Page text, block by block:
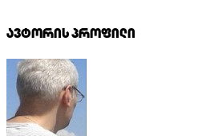
ავტორის პროფილი